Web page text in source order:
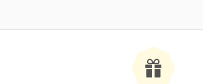
gấu Bibo's